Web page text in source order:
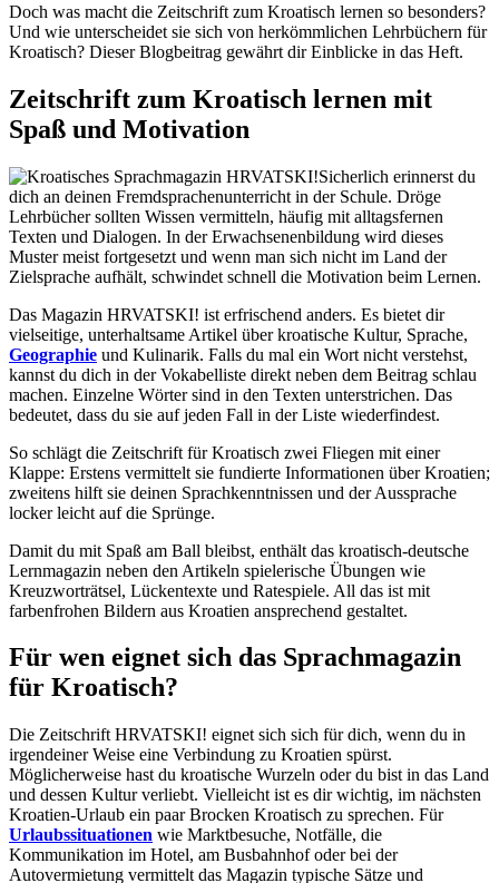
Doch was macht die Zeitschrift zum Kroatisch lernen so besonders?
Und wie unterscheidet sie sich von herkömmlichen Lehrbüchern für
Kroatisch? Dieser Blogbeitrag gewährt dir Einblicke in das Heft.
Zeitschrift zum Kroatisch lernen mit
Spaß und Motivation
Sicherlich erinnerst du
dich an deinen Fremdsprachenunterricht in der Schule. Dröge
Lehrbücher sollten Wissen vermitteln, häufig mit alltagsfernen
Texten und Dialogen. In der Erwachsenenbildung wird dieses
Muster meist fortgesetzt und wenn man sich nicht im Land der
Zielsprache aufhält, schwindet schnell die Motivation beim Lernen.
Das Magazin HRVATSKI! ist erfrischend anders. Es bietet dir
vielseitige, unterhaltsame Artikel über kroatische Kultur, Sprache,
Geographie und Kulinarik. Falls du mal ein Wort nicht verstehst,
kannst du dich in der Vokabelliste direkt neben dem Beitrag schlau
machen. Einzelne Wörter sind in den Texten unterstrichen. Das
bedeutet, dass du sie auf jeden Fall in der Liste wiederfindest.
So schlägt die Zeitschrift für Kroatisch zwei Fliegen mit einer
Klappe: Erstens vermittelt sie fundierte Informationen über Kroatien;
zweitens hilft sie deinen Sprachkenntnissen und der Aussprache
locker leicht auf die Sprünge.
Damit du mit Spaß am Ball bleibst, enthält das kroatisch-deutsche
Lernmagazin neben den Artikeln spielerische Übungen wie
Kreuzworträtsel, Lückentexte und Ratespiele. All das ist mit
farbenfrohen Bildern aus Kroatien ansprechend gestaltet.
Für wen eignet sich das Sprachmagazin
für Kroatisch?
Die Zeitschrift HRVATSKI! eignet sich sich für dich, wenn du in
irgendeiner Weise eine Verbindung zu Kroatien spürst.
Möglicherweise hast du kroatische Wurzeln oder du bist in das Land
und dessen Kultur verliebt. Vielleicht ist es dir wichtig, im nächsten
Kroatien-Urlaub ein paar Brocken Kroatisch zu sprechen. Für
Urlaubssituationen wie Marktbesuche, Notfälle, die
Kommunikation im Hotel, am Busbahnhof oder bei der
Autovermietung vermittelt das Magazin typische Sätze und